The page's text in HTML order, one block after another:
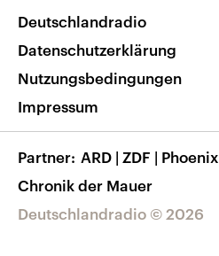
Nachrichten App
Frequenzen
Veranstaltungen
Musikliste
RSS
Barrierefreiheit
Deutschlandradio © 2026
Deutschlandradio
Datenschutzerklärung
Nutzungsbedingungen
Impressum
Partner ARD | ZDF | Phoenix
Chronik der Mauer